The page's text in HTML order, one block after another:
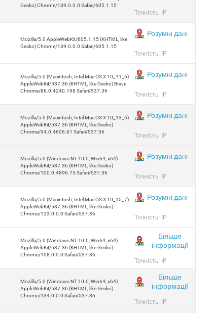
Gecko) Chrome/139.0.0.0 Safari/605.1.15
Точність: IP
Mozilla/5.0 AppleWebKit/605.1.15 (KHTML, like
Gecko) Chrome/139.0.0.0 Safari/605.1.15
Розумні дані
Точність: IP
Mozilla/5.0 (Macintosh; Intel Mac OS X 10_11_6)
AppleWebKit/537.36 (KHTML, like Gecko) Brave
Chrome/86.0.4240.198 Safari/537.36
Розумні дані
Точність: IP
Mozilla/5.0 (Macintosh; Intel Mac OS X 10_13_6)
AppleWebKit/537.36 (KHTML, like Gecko)
Chrome/94.0.4606.61 Safari/537.36
Розумні дані
Точність: IP
Mozilla/5.0 (Windows NT 10.0; Win64; x64)
AppleWebKit/537.36 (KHTML, like Gecko)
Chrome/100.0.4896.75 Safari/537.36
Розумні дані
Точність: IP
Mozilla/5.0 (Macintosh; Intel Mac OS X 10_15_7)
AppleWebKit/537.36 (KHTML, like Gecko)
Chrome/123.0.0.0 Safari/537.36
Розумні дані
Точність: IP
Mozilla/5.0 (Windows NT 10.0; Win64; x64)
AppleWebKit/537.36 (KHTML, like Gecko)
Chrome/108.0.0.0 Safari/537.36
Більше
інформації
Точність: IP
Mozilla/5.0 (Windows NT 10.0; Win64; x64)
AppleWebKit/537.36 (KHTML, like Gecko)
Chrome/134.0.0.0 Safari/537.36
Більше
інформації
Точність: IP